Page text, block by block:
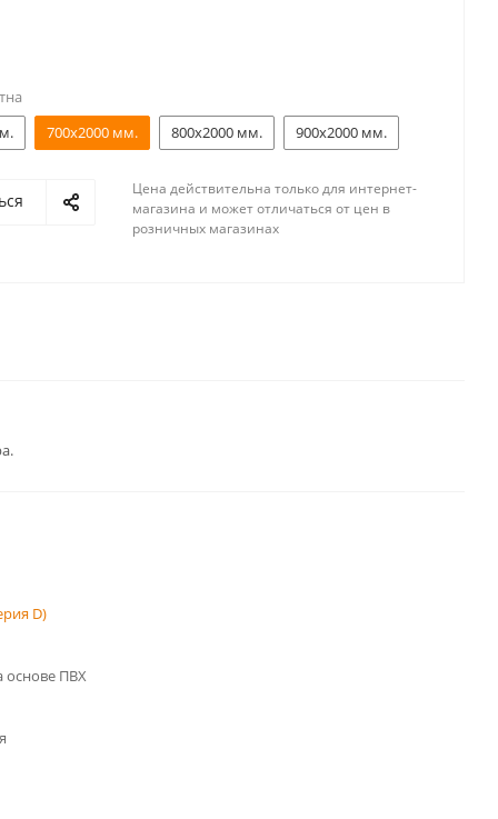
700x2000 мм. 800x2000 мм. 900x2000 мм.
Цена действительна только для интернет-
магазина и может отличаться от цен в
розничных магазинах
D)
основе ПВХ